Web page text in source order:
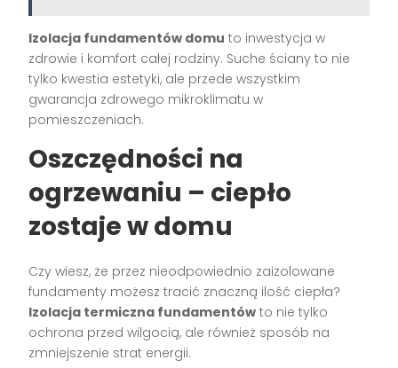
Izolacja fundamentów domu to inwestycja w
zdrowie i komfort całej rodziny. Suche ściany to nie
tylko kwestia estetyki, ale przede wszystkim
gwarancja zdrowego mikroklimatu w
pomieszczeniach.
Oszczędności na
ogrzewaniu – ciepło
zostaje w domu
Czy wiesz, że przez nieodpowiednio zaizolowane
fundamenty możesz tracić znaczną ilość ciepła?
Izolacja termiczna fundamentów to nie tylko
ochrona przed wilgocią, ale również sposób na
zmniejszenie strat energii.